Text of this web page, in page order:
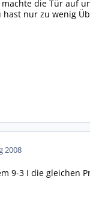
die Tür auf
nur zu wenig
2008
9-3 I die gleichen